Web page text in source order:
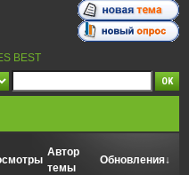
BEST
Автор
темы
Обновления↓